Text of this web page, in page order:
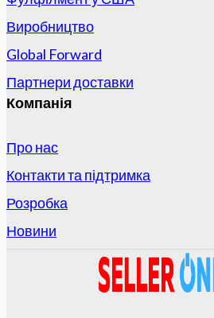
Виробництво
Global Forward
Партнери доставки
Компанія
Про нас
Контакти та підтримка
Розробка
Новини